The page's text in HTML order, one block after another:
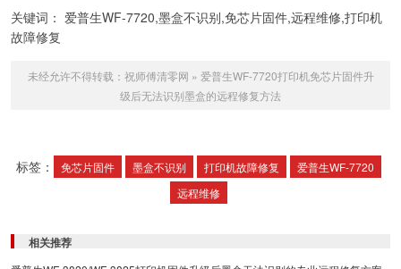
关键词： 爱普生WF-7720,墨盒不识别,免芯片固件,远程维修,打印机
故障修复
未经允许不得转载： 祝师傅清零网 » 爱普生WF-7720打印机免芯片固件升
级后无法识别墨盒的远程修复方法
标签： 免芯片固件 墨盒不识别 打印机故障修复
爱普生WF-7720
远程维修
相关推荐